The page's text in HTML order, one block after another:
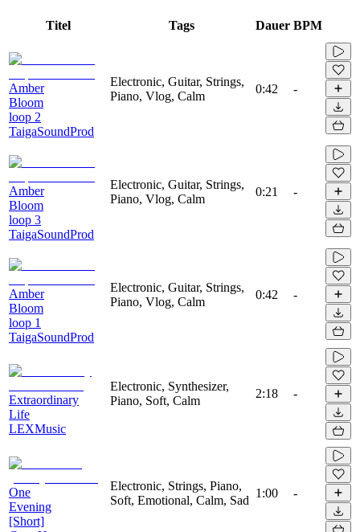
Titel Tags Dauer BPM
Amber
Bloom
loop 2
TaigaSoundProd
Electronic, Guitar, Strings,
Piano, Vlog, Calm
0:42 -
Amber
Bloom
loop 3
TaigaSoundProd
Electronic, Guitar, Strings,
Piano, Vlog, Calm
0:21 -
Amber
Bloom
loop 1
TaigaSoundProd
Electronic, Guitar, Strings,
Piano, Vlog, Calm
0:42 -
Extraordinary
Life
LEXMusic
Electronic, Synthesizer,
Piano, Soft, Calm
2:18 -
One
Evening
[Short]
Electronic, Strings, Piano,
Soft, Emotional, Calm, Sad
1:00 -